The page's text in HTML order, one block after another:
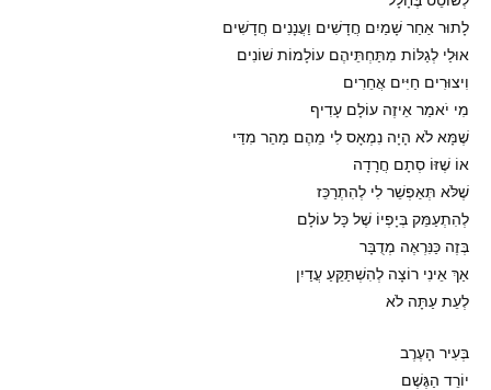
לָתוּר אַחַר שָׁמַיִם חֲדָשִׁים וַעֲנָנִים חֲדָשִׁים
אוּלַי לְגַלּוֹת מִתַּחְתֵּיהֶם עוֹלָמוֹת שׁוֹנִים
וִיצוּרִים חַיִּים אֲחֵרִים
מִי יֹאמַר אֵיזֶה עוֹלָם עָדִיף
שֶׁמָּא לֹא הָיָה נִמְאָס לִי מֵהֶם מַהֵר מִדַּי
אוֹ שֶׁזּוֹ סְתָם חֲרָדָה
שֶׁלֹּא תְּאַפְשֵׁר לִי לְהִתְרַכֵּז
לְהִתְעַמֵּק בְּיָפְיוֹ שֶׁל כָּל עוֹלָם
בְּזֶה כַּנִּרְאֶה מְדֻבָּר
אַךְ אֵינִי רוֹצָה לְהִשְׁתַּקֵּעַ עֲדַיִן
לְעֵת עַתָּה לֹא
בְּעִיר הָעֶרֶב
יוֹרֵד הַגֶּשֶׁם